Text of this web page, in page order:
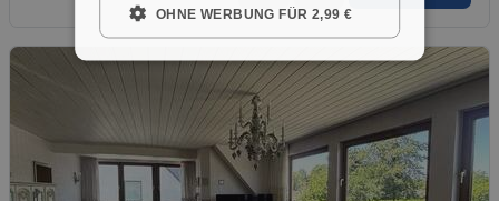
OHNE WERBUNG FÜR 2,99 €